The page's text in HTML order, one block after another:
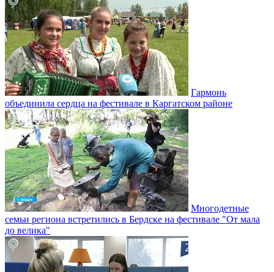
Гармонь
объединила сердца на фестивале в Каргатском районе
Многодетные
семьи региона встретились в Бердске на фестивале "От мала
до велика"